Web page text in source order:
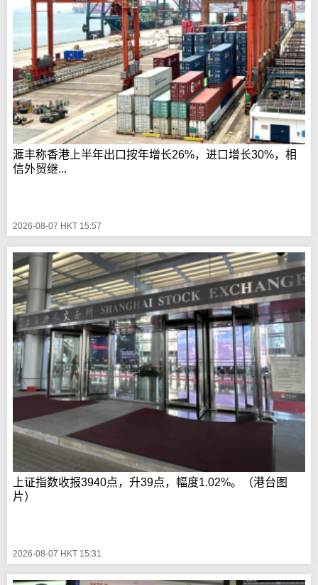
滙丰称香港上半年出口按年增长26%，进口增长30%，相
信外贸继...
2026-08-07 HKT 15:57
上证指数收报3940点，升39点，幅度1.02%。（港台图
片）
2026-08-07 HKT 15:31